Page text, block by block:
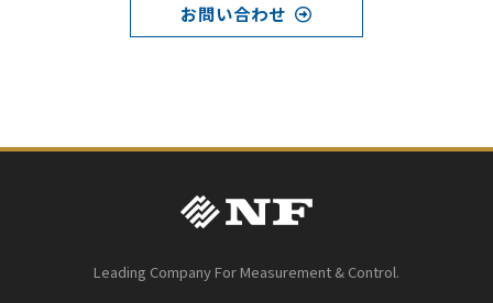
お問い合わせ
Leading Company For Measurement & Control.